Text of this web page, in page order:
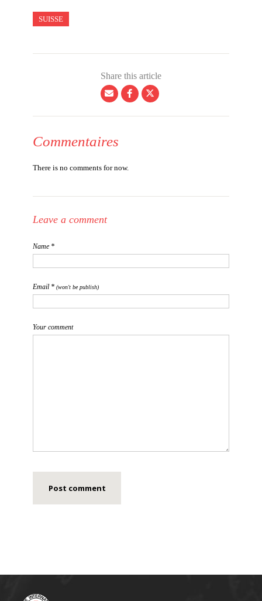
SUISSE
Share this article
Commentaires
There is no comments for now.
Leave a comment
Name *
Email * (won't be publish)
Your comment